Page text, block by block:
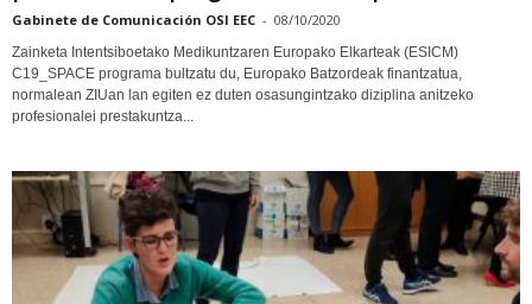
Gabinete de Comunicación OSI EEC - 08/10/2020
Zainketa Intentsiboetako Medikuntzaren Europako Elkarteak (ESICM)
C19_SPACE programa bultzatu du, Europako Batzordeak finantzatua,
normalean ZIUan lan egiten ez duten osasungintzako diziplina anitzeko
profesionalei prestakuntza...